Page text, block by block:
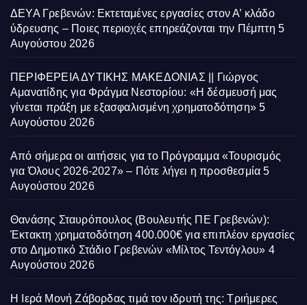
ΔΕΥΑ Γρεβενών: Εκτεταμένες εργασίες στον Α’ κλάδο
ύδρευσης – Ποιες περιοχές επηρεάζονται την Πέμπτη 5
Αυγούστου 2026
ΠΕΡΙΦΕΡΕΙΑ ΔΥΤΙΚΗΣ ΜΑΚΕΔΟΝΙΑΣ || Γιώργος
Αμανατίδης για Φράγμα Νεστορίου: «Η δέσμευσή μας
γίνεται πράξη με εξασφαλισμένη χρηματοδότηση» 5
Αυγούστου 2026
Από σήμερα οι αιτήσεις για το Πρόγραμμα «Τουρισμός
για Όλους 2026-2027» – Πότε λήγει η προσθεσμία 5
Αυγούστου 2026
Θανάσης Σταυρόπουλος (Βουλευτής ΠΕ Γρεβενών):
Έκτακτη χρηματοδότηση 400.000€ για επιπλέον εργασίες
στο Δημοτικό Στάδιο Γρεβενών «Μίλτος Τεντόγλου» 4
Αυγούστου 2026
Η Ιερά Μονή Ζάβορδας τιμά τον ιδρυτή της: Τριήμερες